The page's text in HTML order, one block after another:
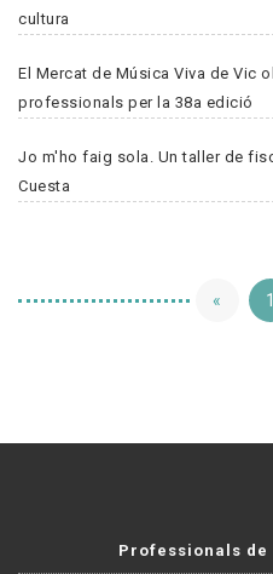
cultura
El Mercat de Música Viva de Vic
professionals per la 38a edició
Jo m'ho faig sola. Un taller de
Cuesta
« 1
Professionals de